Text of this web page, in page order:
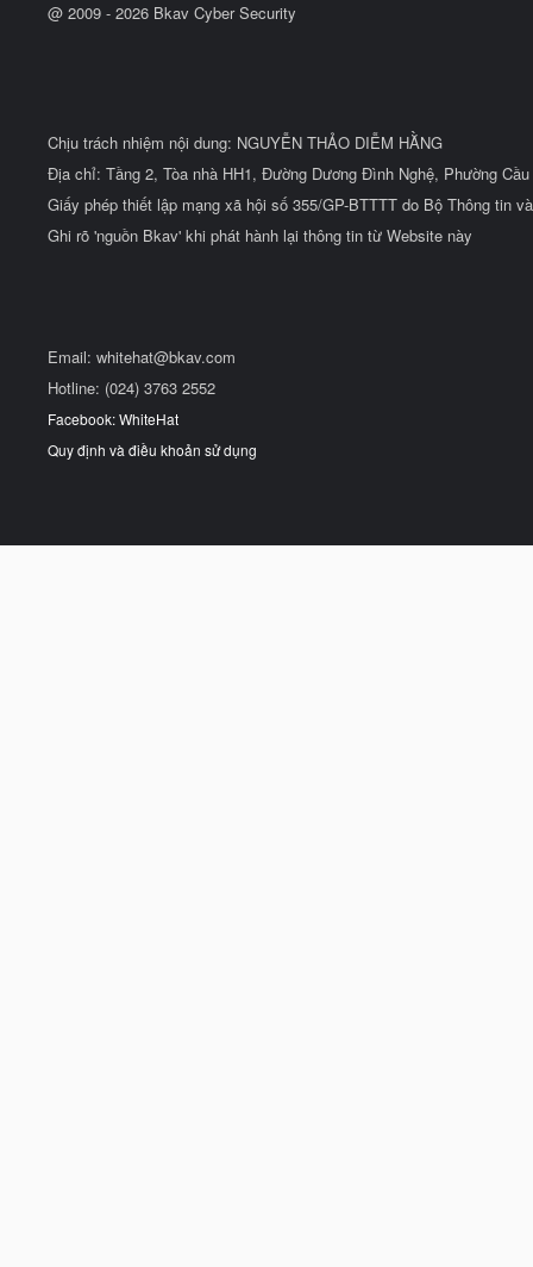
@ 2009 - 2026 Bkav Cyber Security
Chịu trách nhiệm nội dung: NGUYỄN THẢO DIỄM HẰNG
Địa chỉ: Tầng 2, Tòa nhà HH1, Đường Dương Đình Nghệ, Phường
Giấy phép thiết lập mạng xã hội số 355/GP-BTTTT do Bộ Thông tin
Ghi rõ 'nguồn Bkav' khi phát hành lại thông tin từ Website này
Email: whitehat@bkav.com
Hotline: (024) 3763 2552
Facebook: WhiteHat
Quy định và điều khoản sử dụng